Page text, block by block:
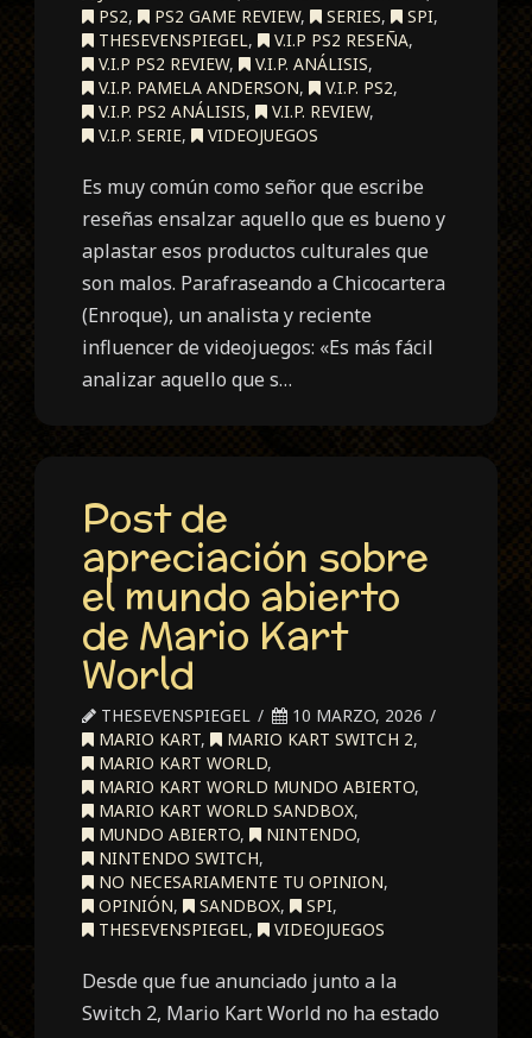
PS2, PS2 GAME REVIEW, SERIES, SPI,
THESEVENSPIEGEL, V.I.P PS2 RESEÑA,
V.I.P PS2 REVIEW, V.I.P. ANÁLISIS,
V.I.P. PAMELA ANDERSON, V.I.P. PS2,
V.I.P. PS2 ANÁLISIS, V.I.P. REVIEW,
V.I.P. SERIE, VIDEOJUEGOS
Es muy común como señor que escribe
reseñas ensalzar aquello que es bueno y
aplastar esos productos culturales que
son malos. Parafraseando a Chicocartera
(Enroque), un analista y reciente
influencer de videojuegos: «Es más fácil
analizar aquello que s…
Post de
apreciación sobre
el mundo abierto
de Mario Kart
World
THESEVENSPIEGEL
10 MARZO, 2026
MARIO KART, MARIO KART SWITCH 2,
MARIO KART WORLD,
MARIO KART WORLD MUNDO ABIERTO,
MARIO KART WORLD SANDBOX,
MUNDO ABIERTO, NINTENDO,
NINTENDO SWITCH,
NO NECESARIAMENTE TU OPINION,
OPINIÓN, SANDBOX, SPI,
THESEVENSPIEGEL, VIDEOJUEGOS
Desde que fue anunciado junto a la
Switch 2, Mario Kart World no ha estado